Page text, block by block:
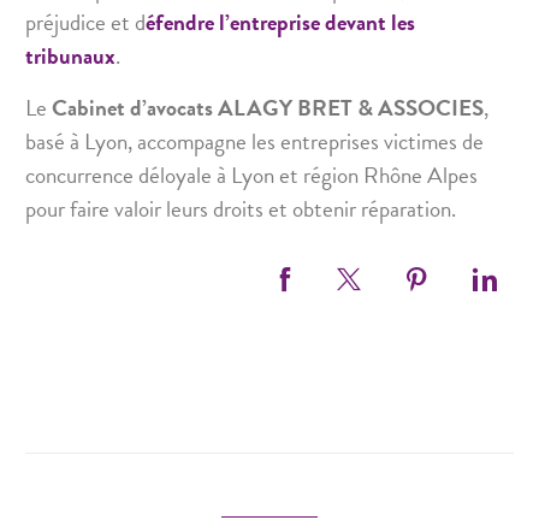
préjudice et défendre l’entreprise devant les
tribunaux.
LeCabinet d’avocats ALAGY BRET & ASSOCIES,
basé à Lyon, accompagne les entreprises victimes de
concurrence déloyale à Lyon et région Rhône Alpes
pour faire valoir leurs droits et obtenir réparation.